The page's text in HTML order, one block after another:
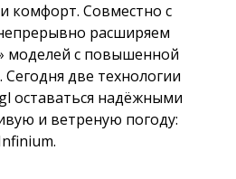
комфорт. Совместно с
расширяем
моделей с повышенной
две технологии
оставаться надёжными
и ветреную погоду: